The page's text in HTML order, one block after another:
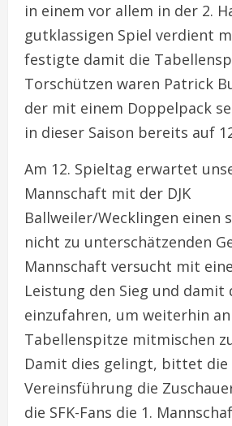
in einem vor allem in der 2.
gutklassigen Spiel verdient
festigte damit die
Torschützen waren Patrick
der mit einem Doppelpack
in dieser Saison bereits auf
Am 12. Spieltag erwartet
Mannschaft mit der DJK
Ballweiler/Wecklingen einen
nicht zu unterschätzenden
Mannschaft versucht mit
Leistung den Sieg und damit
einzufahren, um weiterhin
Tabellenspitze mitmischen
Damit dies gelingt, bittet die
Vereinsführung die
die SFK-Fans die 1.